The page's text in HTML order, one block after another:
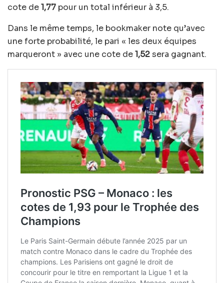
cote de1,77 pour un total inférieur à 3,5.
Dans le même temps, le bookmaker note qu’avec
une forte probabilité, le pari « les deux équipes
marqueront » avec une cote de1,52sera gagnant.